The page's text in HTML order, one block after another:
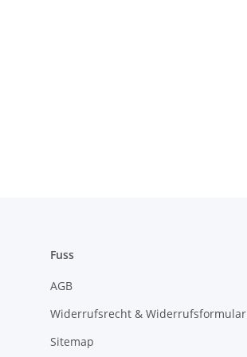
Fuss
AGB
Widerrufsrecht & Widerrufsformular
Sitemap